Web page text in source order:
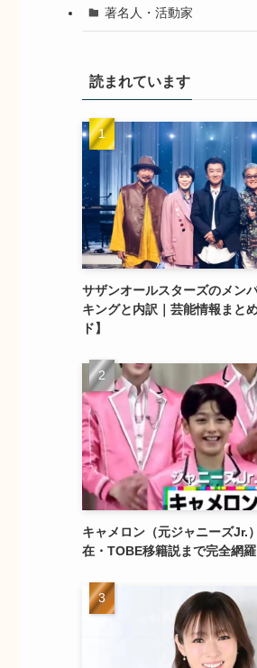
著名人・活動家
読まれています
サザンオールスターズのメン
キングと内訳｜芸能情報まと
ド】
キャメロン（元ジャニーズJr.
在・TOBE移籍説まで完全網羅